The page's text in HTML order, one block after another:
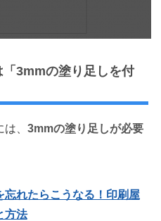
3mmの塗り足しを付
、 3mmの塗り足しが必要
忘れたらこうなる！印刷屋
方法